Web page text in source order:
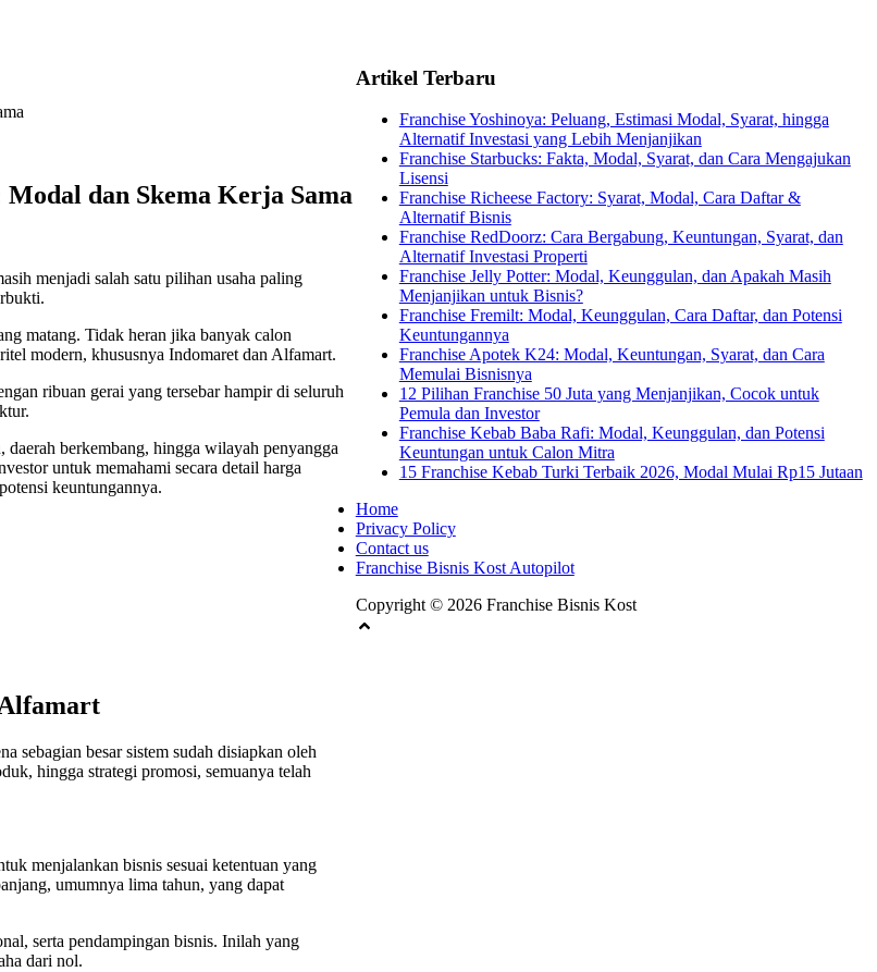
dan Skema Kerja Sama
menjadi salah satu pilihan usaha paling
matang. Tidak heran jika banyak calon
modern, khususnya Indomaret dan Alfamart.
ribuan gerai yang tersebar hampir di seluruh
daerah berkembang, hingga wilayah penyangga
untuk memahami secara detail harga
keuntungannya.
sebagian besar sistem sudah disiapkan oleh
hingga strategi promosi, semuanya telah
menjalankan bisnis sesuai ketentuan yang
umumnya lima tahun, yang dapat
serta pendampingan bisnis. Inilah yang
dari nol.
Artikel Terbaru
Franchise Yoshinoya: Peluang, Estimasi Modal, Syarat, hingga
Alternatif Investasi yang Lebih Menjanjikan
Franchise Starbucks: Fakta, Modal, Syarat, dan Cara Mengajukan
Lisensi
Franchise Richeese Factory: Syarat, Modal, Cara Daftar &
Alternatif Bisnis
Franchise RedDoorz: Cara Bergabung, Keuntungan, Syarat, dan
Alternatif Investasi Properti
Franchise Jelly Potter: Modal, Keunggulan, dan Apakah Masih
Menjanjikan untuk Bisnis?
Franchise Fremilt: Modal, Keunggulan, Cara Daftar, dan Potensi
Keuntungannya
Franchise Apotek K24: Modal, Keuntungan, Syarat, dan Cara
Memulai Bisnisnya
12 Pilihan Franchise 50 Juta yang Menjanjikan, Cocok untuk
Pemula dan Investor
Franchise Kebab Baba Rafi: Modal, Keunggulan, dan Potensi
Keuntungan untuk Calon Mitra
15 Franchise Kebab Turki Terbaik 2026, Modal Mulai Rp15 Jutaan
Home
Privacy Policy
Contact us
Franchise Bisnis Kost Autopilot
Copyright © 2026 Franchise Bisnis Kost